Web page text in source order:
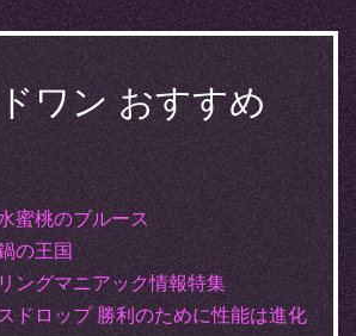
ワン おすすめ
蜜桃のブルース
の王国
ングマニアック情報特集
ドロップ 勝利のために性能は進化